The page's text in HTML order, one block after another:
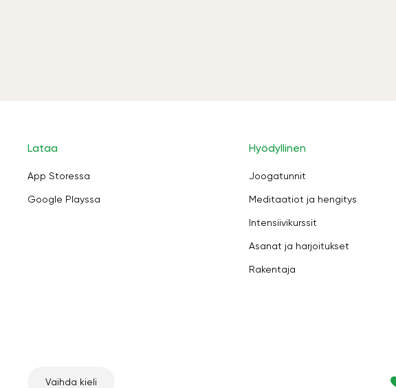
Lataa
App Storessa
Google Playssa
Hyödyllinen
Joogatunnit
Meditaatiot ja hengitys
Intensiivikurssit
Asanat ja harjoitukset
Rakentaja
Vaihda kieli